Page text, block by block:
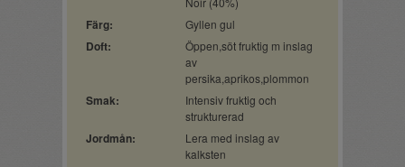
Färg: Gyllen gul
Doft:
Öppen,söt fruktig m inslag
av
persika,aprikos,plommon
Smak:
Intensiv fruktig och
strukturerad
Jordmån:
Lera med inslag av
kalksten